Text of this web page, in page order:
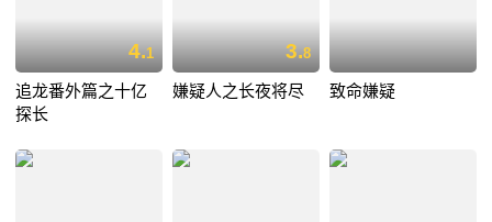
4.1
追龙番外篇之十亿
探长
3.8
嫌疑人之长夜将尽 致命嫌疑